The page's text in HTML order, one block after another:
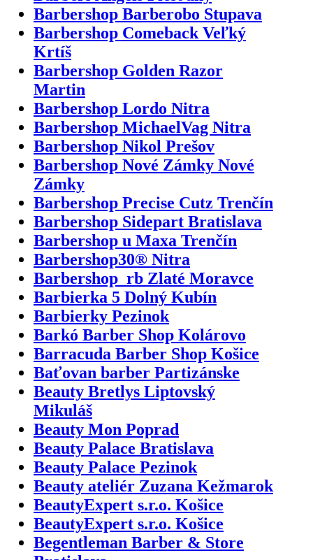
Barbershop Barberobo Stupava
Barbershop Comeback Veľký
Krtíš
Barbershop Golden Razor
Martin
Barbershop Lordo Nitra
Barbershop MichaelVag Nitra
Barbershop Nikol Prešov
Barbershop Nové Zámky Nové
Zámky
Barbershop Precise Cutz Trenčín
Barbershop Sidepart Bratislava
Barbershop u Maxa Trenčín
Barbershop30® Nitra
Barbershop_rb Zlaté Moravce
Barbierka 5 Dolný Kubín
Barbierky Pezinok
Barkó Barber Shop Kolárovo
Barracuda Barber Shop Košice
Baťovan barber Partizánske
Beauty Bretlys Liptovský
Mikuláš
Beauty Mon Poprad
Beauty Palace Bratislava
Beauty Palace Pezinok
Beauty ateliér Zuzana Kežmarok
BeautyExpert s.r.o. Košice
BeautyExpert s.r.o. Košice
Begentleman Barber & Store